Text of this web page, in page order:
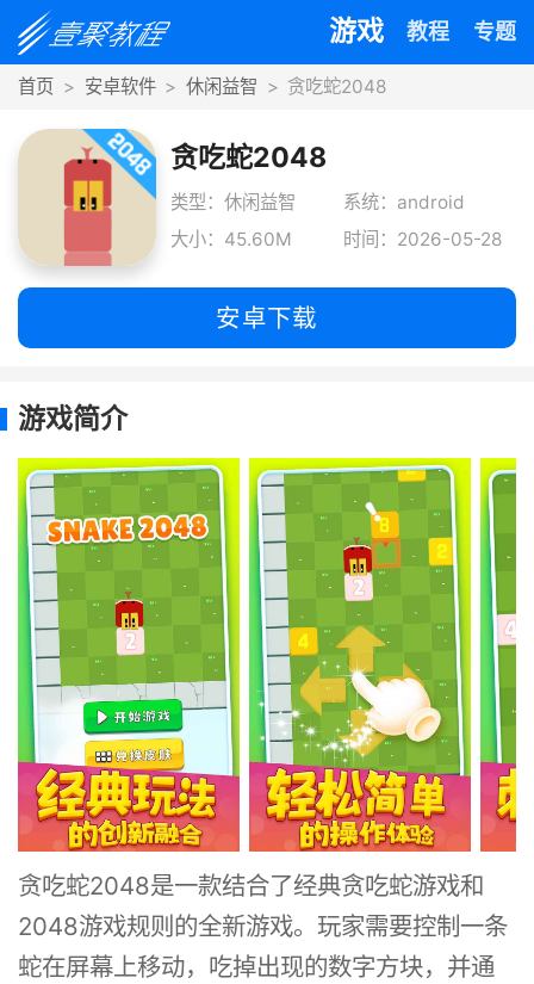
游戏 教程 专题
首页 安卓软件 休闲益智 贪吃蛇2048
贪吃蛇2048
类型：休闲益智
系统：android
大小：45.60M
时间：2026-05-28
安卓下载
游戏简介
贪吃蛇2048是一款结合了经典贪吃蛇游戏和
2048游戏规则的全新游戏。玩家需要控制一条
蛇在屏幕上移动，吃掉出现的数字方块，并通